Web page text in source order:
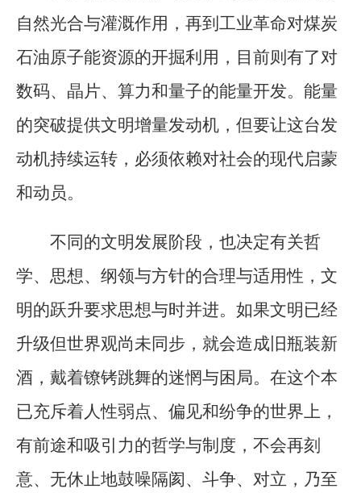
自然光合与灌溉作用，再到工业革命对煤炭
石油原子能资源的开掘利用，目前则有了对
数码、晶片、算力和量子的能量开发。能量
的突破提供文明增量发动机，但要让这台发
动机持续运转，必须依赖对社会的现代启蒙
和动员。
不同的文明发展阶段，也决定有关哲
学、思想、纲领与方针的合理与适用性，文
明的跃升要求思想与时并进。如果文明已经
升级但世界观尚未同步，就会造成旧瓶装新
酒，戴着镣铐跳舞的迷惘与困局。在这个本
已充斥着人性弱点、偏见和纷争的世界上，
有前途和吸引力的哲学与制度，不会再刻
意、无休止地鼓噪隔阂、斗争、对立，乃至